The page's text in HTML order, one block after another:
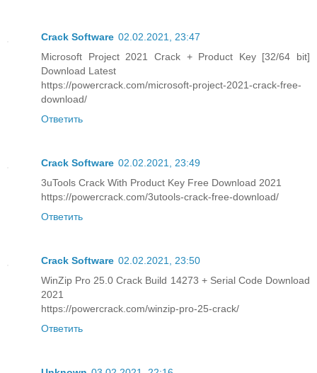
Crack Software 02.02.2021, 23:47
Microsoft Project 2021 Crack + Product Key [32/64 bit]
Download Latest
https://powercrack.com/microsoft-project-2021-crack-free-
download/
Ответить
Crack Software 02.02.2021, 23:49
3uTools Crack With Product Key Free Download 2021
https://powercrack.com/3utools-crack-free-download/
Ответить
Crack Software 02.02.2021, 23:50
WinZip Pro 25.0 Crack Build 14273 + Serial Code Download
2021
https://powercrack.com/winzip-pro-25-crack/
Ответить